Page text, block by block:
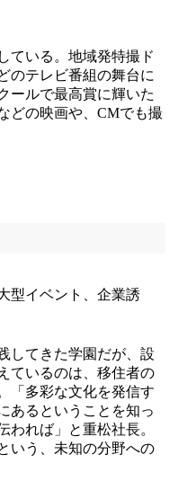
ている。地域発特撮ド
のテレビ番組の舞台に
ールで最高賞に輝いた
どの映画や、CMでも撮
型イベント、企業誘
してきた学園だが、設
ているのは、移住者の
「多彩な文化を発信す
あるということを知っ
われば」と重松社長。
いう、未知の分野への